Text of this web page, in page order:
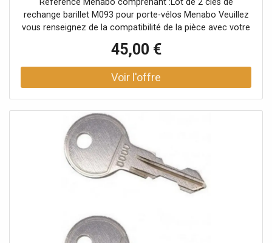
Référence Menabo comprenant :Lot de 2 clés de
rechange barillet M093 pour porte-vélos Menabo Veuillez
vous renseignez de la compatibilité de la pièce avec votre
45,00 €